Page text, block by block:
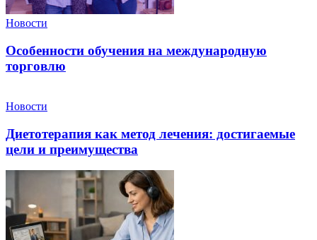
Новости
Особенности обучения на международную
торговлю
Новости
Диетотерапия как метод лечения: достигаемые
цели и преимущества